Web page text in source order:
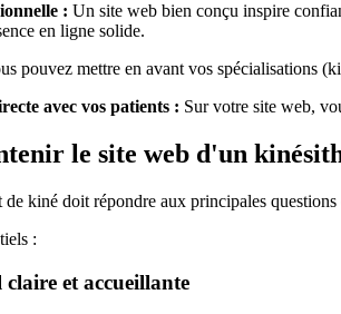
: Un site web bien conçu inspire
en ligne solide.
pouvez mettre en avant vos spécialisations
avec vos patients : Sur votre site web,
le site web d'un
kiné doit répondre aux principales questions
:
et accueillante